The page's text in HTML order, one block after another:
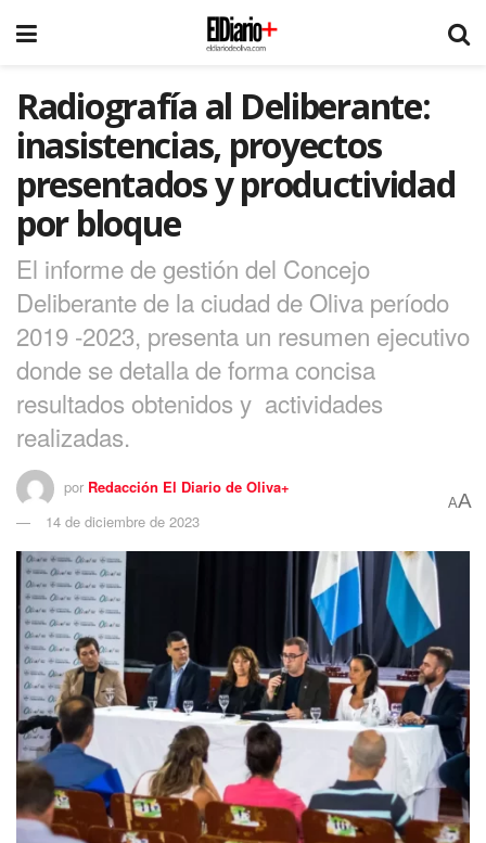
Radiografía al Deliberante:
inasistencias, proyectos
presentados y productividad
por bloque
El informe de gestión del Concejo
Deliberante de la ciudad de Oliva período
2019 -2023, presenta un resumen ejecutivo
donde se detalla de forma concisa
resultados obtenidos y actividades
realizadas.
por Redacción El Diario de Oliva+
14 de diciembre de 2023
AA